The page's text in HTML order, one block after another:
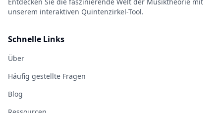
unserem interaktiven Quintenzirkel-Tool.
Schnelle Links
Über
Häufig gestellte Fragen
Blog